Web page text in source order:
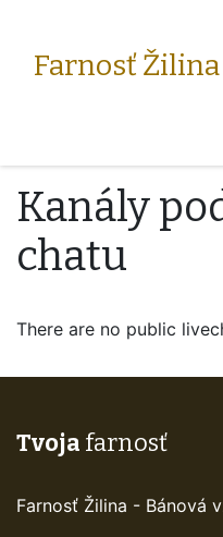
Farnosť Žilina
Kanály
chatu
There are no public
Tvoja farnosť
Farnosť Žilina - Bánová